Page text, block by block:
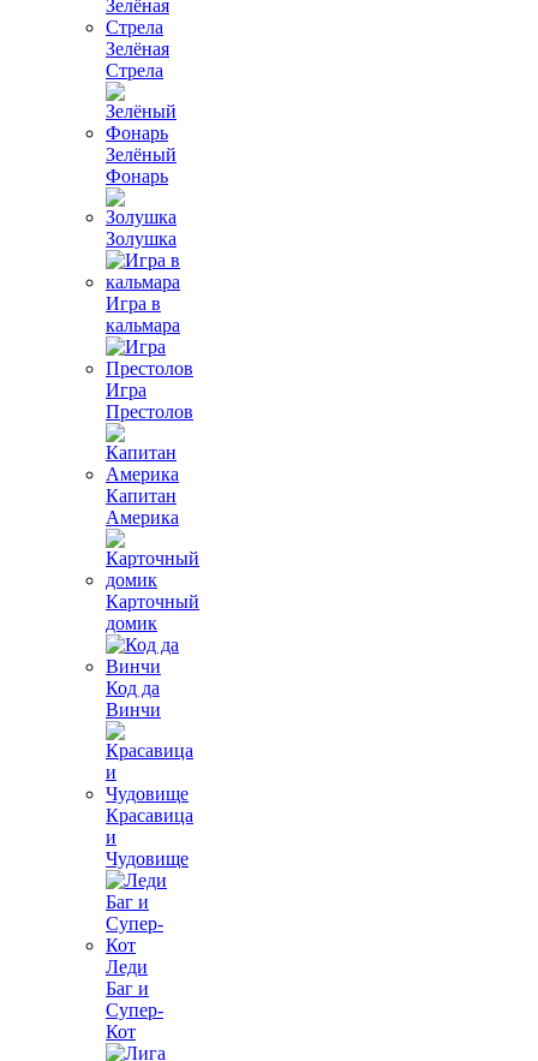
Зелёная
Стрела
Зелёный
Фонарь
Золушка
Игра в
кальмара
Игра
Престолов
Капитан
Америка
Карточный
домик
Код да
Винчи
Красавица
и
Чудовище
Леди
Баг и
Супер-
Кот